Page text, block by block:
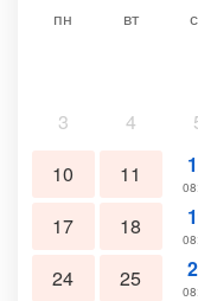
пн вт
3
4
10
11
17
18
24
25